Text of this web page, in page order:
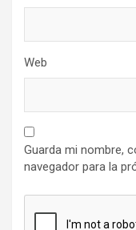
Web
Guarda mi nombre,
navegador para la